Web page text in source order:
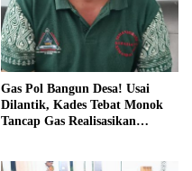
Gas Pol Bangun Desa! Usai
Dilantik, Kades Tebat Monok
Tancap Gas Realisasikan